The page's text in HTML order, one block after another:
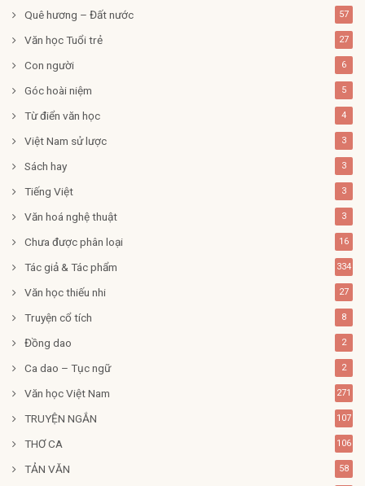
Quê hương – Đất nước 57
Văn học Tuổi trẻ 27
Con người 6
Góc hoài niệm 5
Từ điển văn học 4
Việt Nam sử lược 3
Sách hay 3
Tiếng Việt 3
Văn hoá nghệ thuật 3
Chưa được phân loại 16
Tác giả & Tác phẩm 334
Văn học thiếu nhi 27
Truyện cổ tích 8
Đồng dao 2
Ca dao – Tục ngữ 2
Văn học Việt Nam 271
TRUYỆN NGẮN 107
THƠ CA 106
TẢN VĂN 58